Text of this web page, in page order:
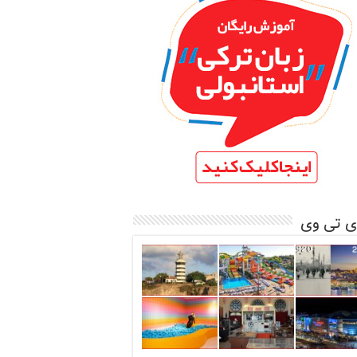
تی وی